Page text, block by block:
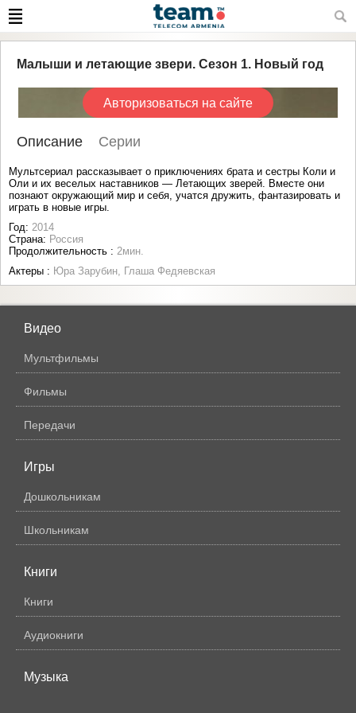
Малыши и летающие звери. Сезон 1. Новый год
Авторизоваться на сайте
Описание Серии
Мультсериал рассказывает о приключениях брата и сестры Коли и
Оли и их веселых наставников — Летающих зверей. Вместе они
познают окружающий мир и себя, учатся дружить, фантазировать и
играть в новые игры.
Год: 2014
Страна: Россия
Продолжительность : 2мин.
Актеры : Юра Зарубин, Глаша Федяевская
Видео
Мультфильмы
Фильмы
Передачи
Игры
Дошкольникам
Школьникам
Книги
Книги
Аудиокниги
Музыка